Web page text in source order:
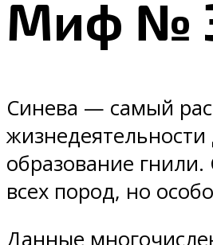
Миф №
Синева — самый
образование
всех пород, но
Данные